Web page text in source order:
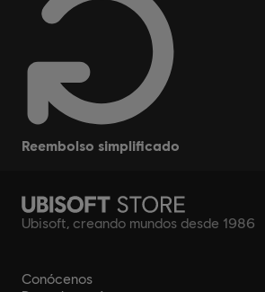
reembolso simplificado
Ubisoft, creando mundos desde 1986
Conócenos